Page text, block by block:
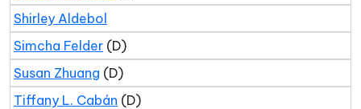
Shirley Aldebol
Simcha Felder (D)
Susan Zhuang (D)
Tiffany L. Cabán (D)